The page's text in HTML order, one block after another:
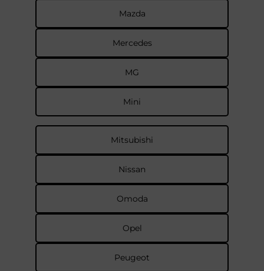
Mazda
Mercedes
MG
Mini
Mitsubishi
Nissan
Omoda
Opel
Peugeot